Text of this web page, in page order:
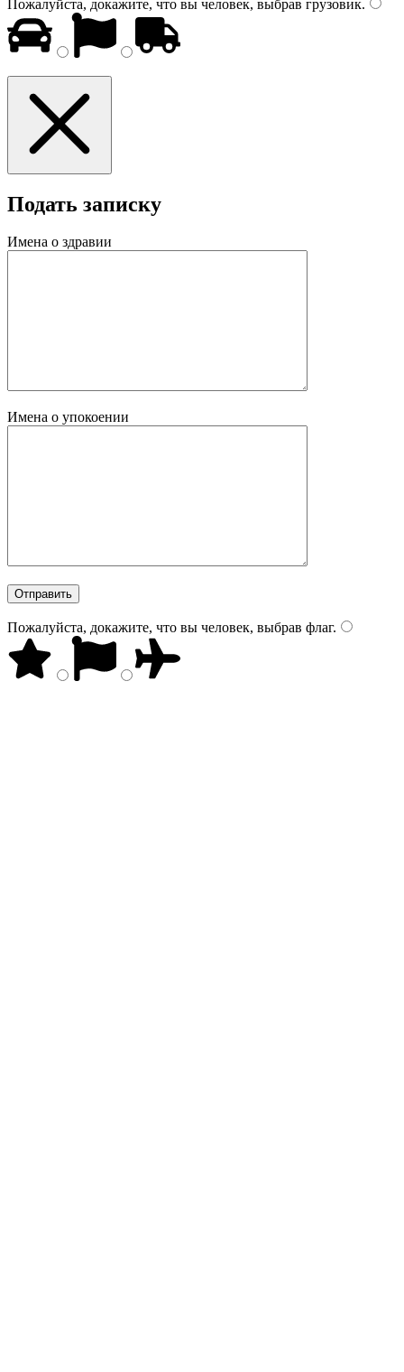
Пожалуйста, докажите, что вы человек, выбрав грузовик.
Подать записку
Имена о здравии
Имена о упокоении
Пожалуйста, докажите, что вы человек, выбрав флаг.